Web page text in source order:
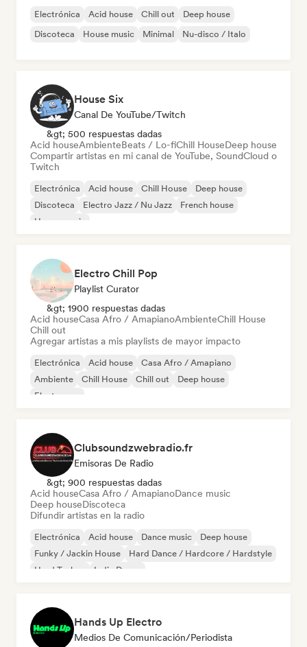
Electrónica Acid house Chill out
Deep house
Discoteca
House music Minimal Nu-disco / Italo
House Six
Canal De YouTube/Twitch
&gt; 500 respuestas dadas
Acid houseAmbienteBeats / Lo-fiChill HouseDeep house
Compartir artistas en mi canal de YouTube, SoundCloud o
Twitch
Electrónica Acid house Chill House
Deep house
Discoteca
Electro Jazz / Nu Jazz
French house
House music
Electro Chill Pop
Playlist Curator
&gt; 1900 respuestas dadas
Acid houseCasa Afro / AmapianoAmbienteChill House
Chill out
Agregar artistas a mis playlists de mayor impacto
Electrónica Acid house
Casa Afro / Amapiano
Ambiente
Chill House Chill out
Deep house
Electropop
Clubsoundzwebradio.fr
Emisoras De Radio
&gt; 900 respuestas dadas
Acid houseCasa Afro / AmapianoDance music
Deep houseDiscoteca
Difundir artistas en la radio
Electrónica Acid house Dance music
Deep house
Funky / Jackin House
Hard Dance / Hardcore / Hardstyle
Hard Techno
Indie Dance
Hands Up Electro
Medios De Comunicación/Periodista